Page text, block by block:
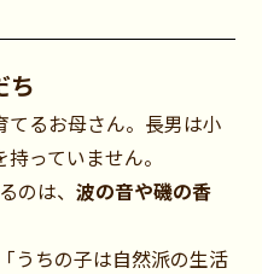
ち
てるお母さん。長男は小
っていません。
のは、波の音や磯の香
うちの子は自然派の生活